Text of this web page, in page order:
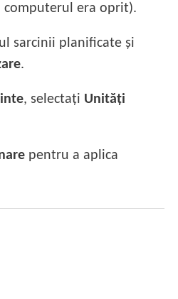
computerul era oprit).
sarcinii planificate și
.
, selectați Unități
pentru a aplica